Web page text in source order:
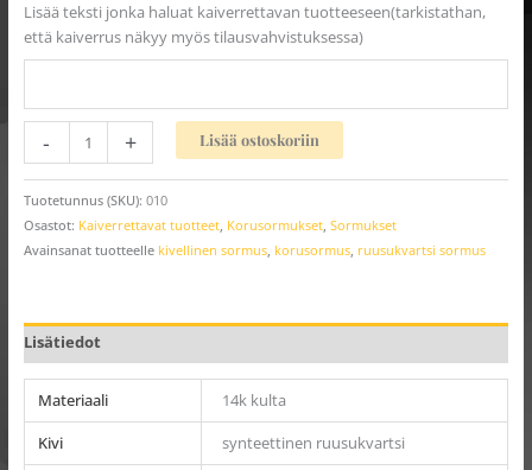
Lisää teksti jonka haluat kaiverrettavan tuotteeseen(tarkistathan,
että kaiverrus näkyy myös tilausvahvistuksessa)
- + Lisää ostoskoriin
Tuotetunnus (SKU): 010
Osastot: Kaiverrettavat tuotteet, Korusormukset, Sormukset
Avainsanat tuotteelle kivellinen sormus, korusormus, ruusukvartsi sormus
Lisätiedot
Materiaali
14k kulta
Kivi
synteettinen ruusukvartsi